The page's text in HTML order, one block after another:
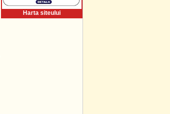
Harta siteului